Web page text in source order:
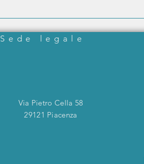
Sede legale
Via Pietro Cella 58
29121 Piacenza